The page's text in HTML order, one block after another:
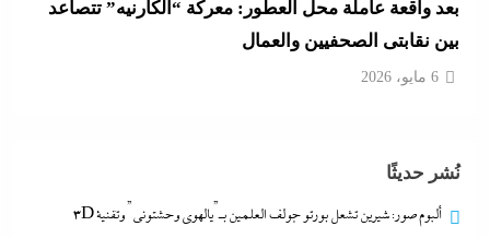
نُشر حديثًا
ألبوم صور: شيرين تشعل بورتو جولف العلمين بـ”يالهوى وحشتونى” وتقنية 3D